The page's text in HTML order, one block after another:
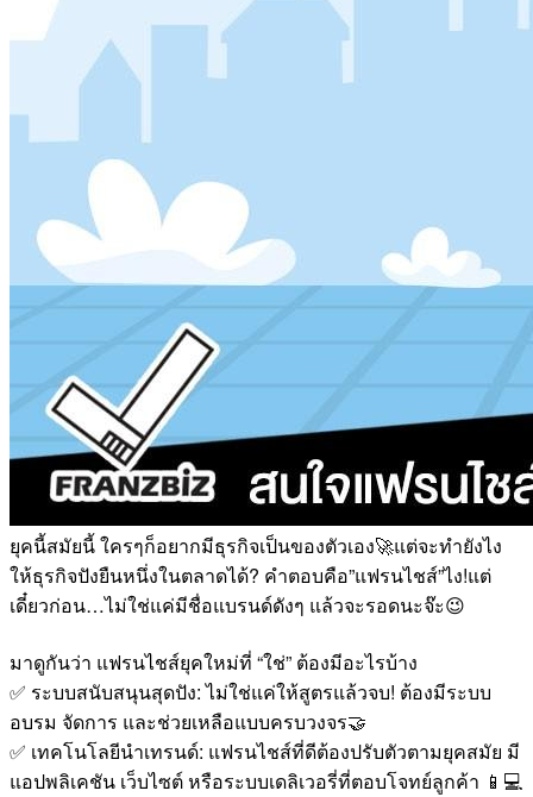
ยุคนี้สมัยนี้ ใครๆก็อยากมีธุรกิจเป็นของตัวเอง🚀แต่จะทำยังไง
ให้ธุรกิจปังยืนหนึ่งในตลาดได้? คำตอบคือ”แฟรนไชส์”ไง!แต่
เดี๋ยวก่อน…ไม่ใช่แค่มีชื่อแบรนด์ดังๆ แล้วจะรอดนะจ๊ะ😉
มาดูกันว่า แฟรนไชส์ยุคใหม่ที่ “ใช่” ต้องมีอะไรบ้าง
✅ ระบบสนับสนุนสุดปัง: ไม่ใช่แค่ให้สูตรแล้วจบ! ต้องมีระบบ
อบรม จัดการ และช่วยเหลือแบบครบวงจร🤝
✅ เทคโนโลยีนำเทรนด์: แฟรนไชส์ที่ดีต้องปรับตัวตามยุคสมัย มี
แอปพลิเคชัน เว็บไซต์ หรือระบบเดลิเวอรี่ที่ตอบโจทย์ลูกค้า 📱💻